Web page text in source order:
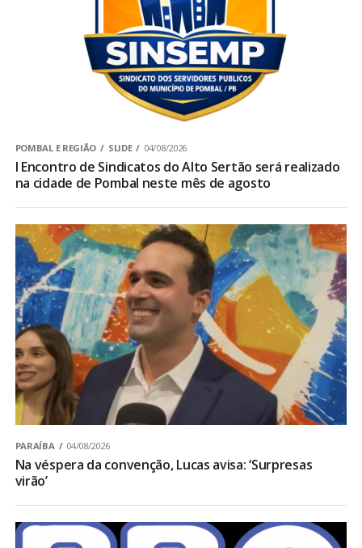
POMBAL E REGIÃO SLIDE 04/08/2026
I Encontro de Sindicatos do Alto Sertão será realizado
na cidade de Pombal neste mês de agosto
PARAÍBA 04/08/2026
Na véspera da convenção, Lucas avisa: ‘Surpresas
virão’